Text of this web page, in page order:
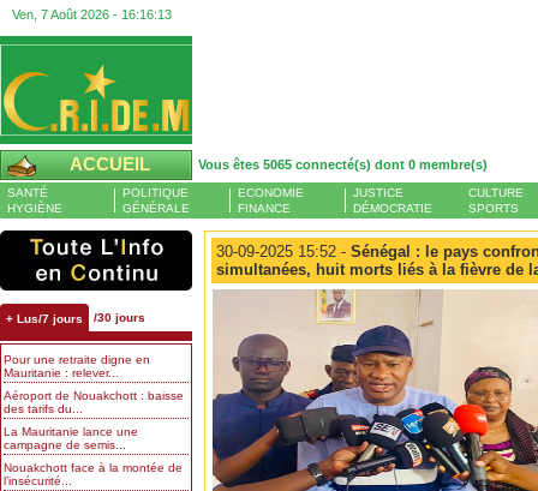
Ven, 7 Août 2026 - 16:16:14
ACCUEIL Vous êtes 5065 connecté(s) dont 0 membre(s)
SANTÉ
HYGIÈNE
POLITIQUE
GÉNÉRALE
ECONOMIE
FINANCE
JUSTICE
DÉMOCRATIE
CULTURE
SPORTS
+ Lus/7 jours /30 jours
Pour une retraite digne en
Mauritanie : relever...
Aéroport de Nouakchott : baisse
des tarifs du...
La Mauritanie lance une
campagne de semis...
Nouakchott face à la montée de
l’insécurité...
30-09-2025 15:52 - Sénégal : le pays
simultanées, huit morts liés à la fièvre de